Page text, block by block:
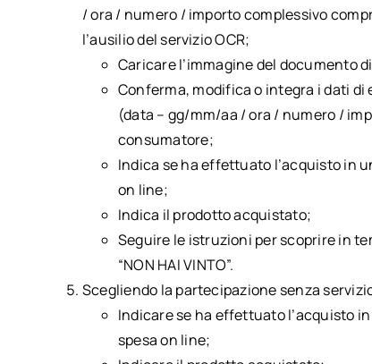
/ ora / numero / importo complessivo
l’ausilio del servizio OCR;
Caricare l’immagine del documento
Conferma, modifica o integra i dati
(data – gg/mm/aa / ora / numero /
consumatore;
Indica se ha effettuato l’acquisto in
on line;
Indica il prodotto acquistato;
Seguire le istruzioni per scoprire in
“NON HAI VINTO”.
Scegliendo la partecipazione senza
Indicare se ha effettuato l’acquisto
spesa on line;